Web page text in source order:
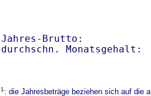
Jahres-
1: die Jahresbeträge beziehen sich auf die